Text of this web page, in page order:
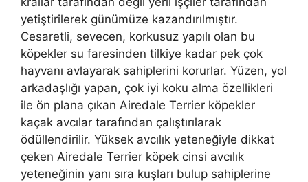
yetiştirilerek günümüze kazandırılmıştır.
Cesaretli, sevecen, korkusuz yapılı olan bu
köpekler su faresinden tilkiye kadar pek çok
hayvanı avlayarak sahiplerini korurlar. Yüzen, yol
arkadaşlığı yapan, çok iyi koku alma özellikleri
ile ön plana çıkan Airedale Terrier köpekler
kaçak avcılar tarafından çalıştırılarak
ödüllendirilir. Yüksek avcılık yeteneğiyle dikkat
çeken Airedale Terrier köpek cinsi avcılık
yeteneğinin yanı sıra kuşları bulup sahiplerine